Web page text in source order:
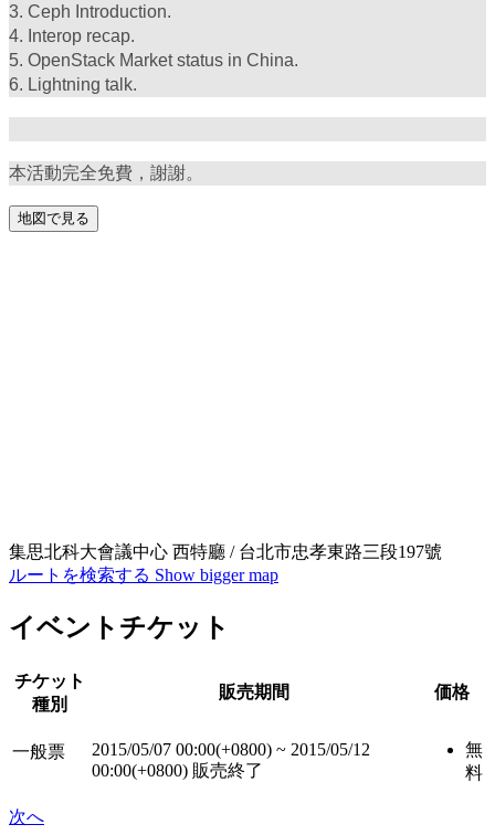
3. Ceph Introduction.
4. Interop recap.
5. OpenStack Market status in China.
6. Lightning talk.
本活動完全免費，謝謝。
地図で見る
集思北科大會議中心 西特廳 / 台北市忠孝東路三段197號
ルートを検索する Show bigger map
イベントチケット
チケット
種別
販売期間 価格
一般票 2015/05/07 00:00(+0800) ~ 2015/05/12
00:00(+0800) 販売終了
無
料
次へ